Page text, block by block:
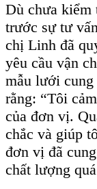
Dù chưa kiểm
trước sự tư
chị Linh đã
yêu cầu vận
mẫu lưới
rằng: “Tôi
của đơn vị.
chắc và giúp
đơn vị đã
chất lượng